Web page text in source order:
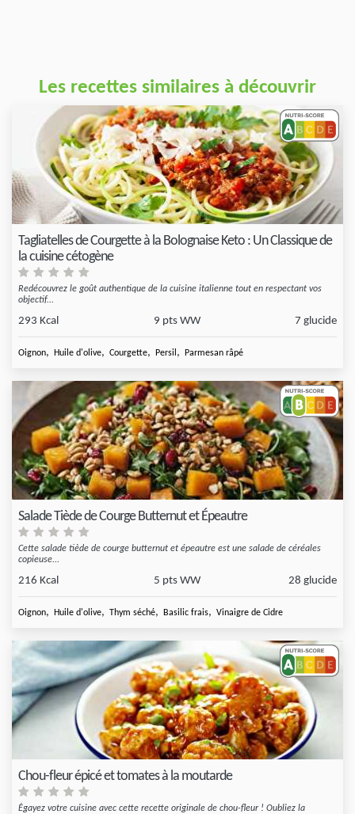
Les recettes similaires à découvrir
Tagliatelles de Courgette à la Bolognaise Keto : Un Classique de
la cuisine cétogène
Redécouvrez le goût authentique de la cuisine italienne tout en respectant vos
objectif...
293 Kcal 9 pts WW 7 glucide
Oignon, Huile d'olive, Courgette, Persil , Parmesan râpé
Salade Tiède de Courge Butternut et Épeautre
Cette salade tiède de courge butternut et épeautre est une salade de céréales
copieuse...
216 Kcal 5 pts WW 28 glucide
Oignon, Huile d'olive, Thym séché, Basilic frais, Vinaigre de Cidre
Chou-fleur épicé et tomates à la moutarde
Égayez votre cuisine avec cette recette originale de chou-fleur ! Oubliez la